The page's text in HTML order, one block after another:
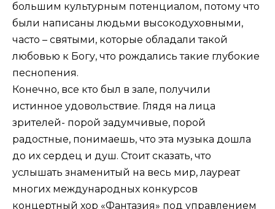
большим культурным потенциалом, потому что
были написаны людьми высокодуховными,
часто – святыми, которые обладали такой
любовью к Богу, что рождались такие глубокие
песнопения.
Конечно, все кто был в зале, получили
истинное удовольствие. Глядя на лица
зрителей- порой задумчивые, порой
радостные, понимаешь, что эта музыка дошла
до их сердец и душ. Стоит сказать, что
услышать знаменитый на весь мир, лауреат
многих международных конкурсов
концертный хор «Фантазия» под управлением